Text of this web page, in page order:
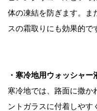
体の凍結を防ぎます。ま
スの霜取りにも効果的で
・寒冷地用ウォッシャ
寒冷地では、路面に撒か
ントガラスに付着しやす